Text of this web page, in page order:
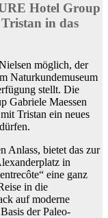
Hotel Group
in das
möglich, der
Naturkundemuseum
stellt. Die
Gabriele Maessen
Tristan ein neues
Anlass, bietet das zur
in
eine ganz
in die
auf moderne
der Paleo-